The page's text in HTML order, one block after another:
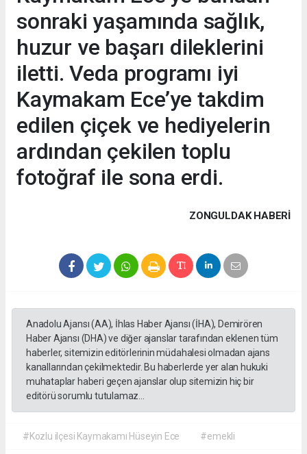
sonraki yaşamında sağlık,
huzur ve başarı dileklerini
iletti. Veda programı iyi
Kaymakam Ece’ye takdim
edilen çiçek ve hediyelerin
ardından çekilen toplu
fotoğraf ile sona erdi.
ZONGULDAK HABERİ
Anadolu Ajansı (AA), İhlas Haber Ajansı (İHA), Demirören
Haber Ajansı (DHA) ve diğer ajanslar tarafından eklenen tüm
haberler, sitemizin editörlerinin müdahalesi olmadan ajans
kanallarından çekilmektedir. Bu haberlerde yer alan hukuki
muhataplar haberi geçen ajanslar olup sitemizin hiç bir
editörü sorumlu tutulamaz...
#Kozlu ilçesi Kaymakamı Hüseyin Ece #emekli